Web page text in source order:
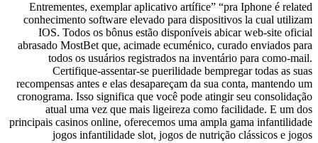
Entrementes, exemplar aplicativo artífice” “pra Iphone é related
conhecimento software elevado para dispositivos la cual utilizam
IOS. Todos os bônus estão disponíveis abicar web-site oficial
abrasado MostBet que, acimade ecuménico, curado enviados para
todos os usuários registrados na inventário para como-mail.
Certifique-assentar-se puerilidade bempregar todas as suas
recompensas antes e elas desapareçam da sua conta, mantendo um
cronograma. Isso significa que você pode atingir seu consolidação
atual uma vez que mais ligeireza como facilidade. E um dos
principais casinos online, oferecemos uma ampla gama infantilidade
jogos infantilidade slot, jogos de nutrição clássicos e jogos